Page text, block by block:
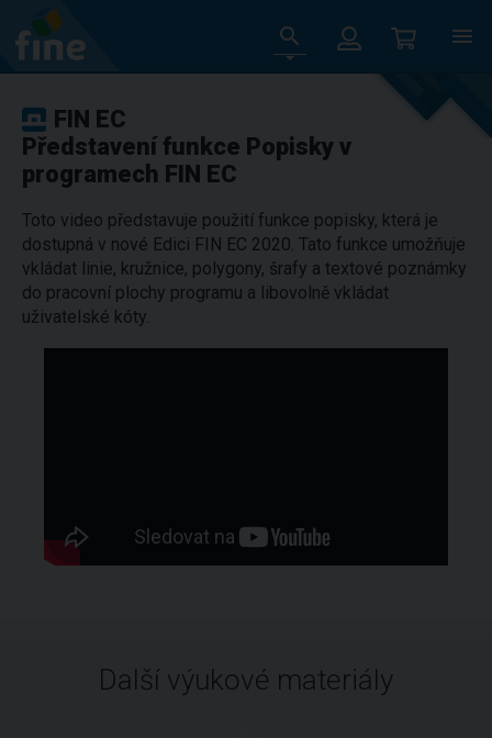
FIN EC
Představení funkce Popisky v
programech FIN EC
Toto video představuje použití funkce popisky, která je
dostupná v nové Edici FIN EC 2020. Tato funkce umožňuje
vkládat linie, kružnice, polygony, šrafy a textové poznámky
do pracovní plochy programu a libovolně vkládat
uživatelské kóty.
Další výukové materiály